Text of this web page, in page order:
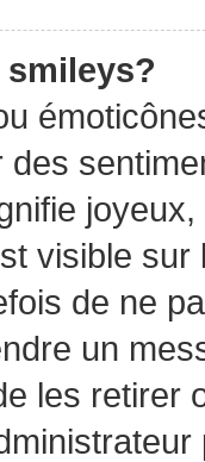
des
visible
de ne
un
les retirer